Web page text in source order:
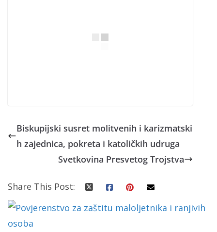
Biskupijski susret molitvenih i karizmatski
h zajednica, pokreta i katoličkih udruga
Svetkovina Presvetog Trojstva
Share This Post: